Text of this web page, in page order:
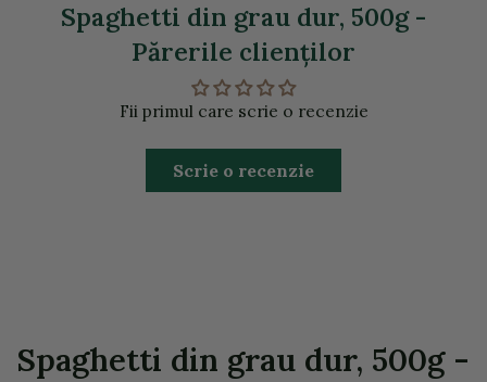
Spaghetti din grau dur, 500g -
Părerile clienţilor
Fii primul care scrie o recenzie
Scrie o recenzie
Spaghetti din grau dur, 500g -